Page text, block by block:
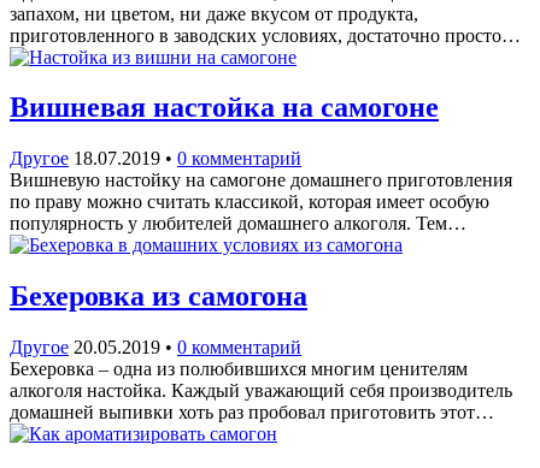
запахом, ни цветом, ни даже вкусом от продукта,
приготовленного в заводских условиях, достаточно просто…
Вишневая настойка на самогоне
Другое 18.07.2019 • 0 комментарий
Вишневую настойку на самогоне домашнего приготовления
по праву можно считать классикой, которая имеет особую
популярность у любителей домашнего алкоголя. Тем…
Бехеровка из самогона
Другое 20.05.2019 • 0 комментарий
Бехеровка – одна из полюбившихся многим ценителям
алкоголя настойка. Каждый уважающий себя производитель
домашней выпивки хоть раз пробовал приготовить этот…